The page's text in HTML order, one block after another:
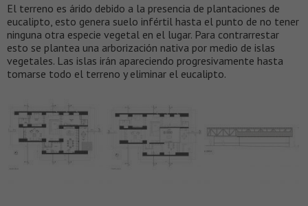
El terreno es árido debido a la presencia de plantaciones de
eucalipto, esto genera suelo infértil hasta el punto de no tener
ninguna otra especie vegetal en el lugar. Para contrarrestar
esto se plantea una arborización nativa por medio de islas
vegetales. Las islas irán apareciendo progresivamente hasta
tomarse todo el terreno y eliminar el eucalipto.